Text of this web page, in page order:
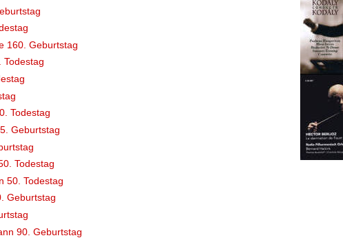
160. Geburtstag
Todestag
Geburtstag
Todestag
50. Todestag
Geburtstag
90. Geburtstag